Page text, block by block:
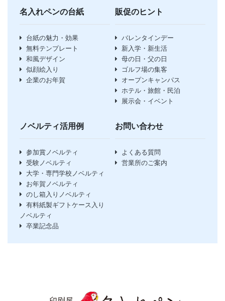
名入れペンの台紙
台紙の魅力・効果
無料テンプレート
和風デザイン
似顔絵入り
企業のお年賀
販促のヒント
バレンタインデー
新入学・新生活
母の日・父の日
ゴルフ場の集客
オープンキャンパス
ホテル・旅館・民泊
展示会・イベント
ノベルティ活用例
参加賞ノベルティ
受験ノベルティ
大学・専門学校ノベルティ
お年賀ノベルティ
のし箱入りノベルティ
有料紙製ギフトケース入り
ノベルティ
卒業記念品
お問い合わせ
よくある質問
営業所のご案内